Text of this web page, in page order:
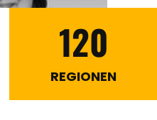
120
REGIONEN